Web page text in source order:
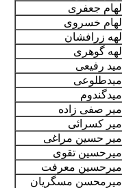
الهام جعفری
الهام خسروی
الهه زرافشان
الهه گوهری
امید رفیعی
امیدطلوعی
امیدگندوم
امیر صفی زاده
امیر کسرائی
امیر حسین مراغی
امیرحسین تقوی
امیرحسین معرفت
امیرمحسن مسگریان